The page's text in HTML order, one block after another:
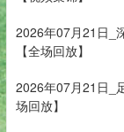
2026年07月21日_
【全场回放】
2026年07月21日_
场回放】